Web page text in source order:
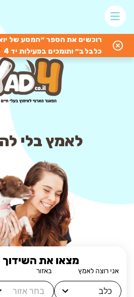
רוכשים את הספר ״המסע של
כלבלב״ ותומכים בפעילות יד 4
לאמץ בלי
מצאו את
אני רוצה לאמץ באזור